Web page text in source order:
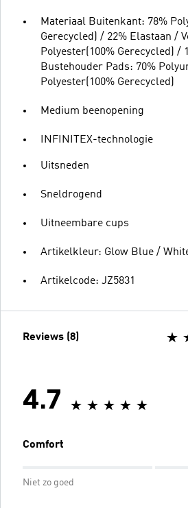
Materiaal Buitenkant: 78%
Gerecycled) / 22% Elastaan /
Polyester(100% Gerecycled) /
Bustehouder Pads: 70%
Polyester(100% Gerecycled)
Medium beenopening
INFINITEX-technologie
Uitsneden
Sneldrogend
Uitneembare cups
Artikelkleur: Glow Blue /
Artikelcode: JZ5831
Reviews (8)
4.7
Comfort
Niet zo goed